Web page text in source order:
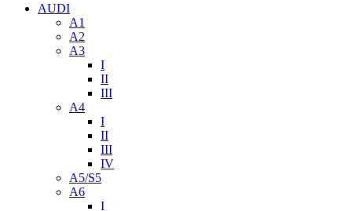
AUDI
A1
A2
A3
I
II
III
A4
I
II
III
IV
A5/S5
A6
I